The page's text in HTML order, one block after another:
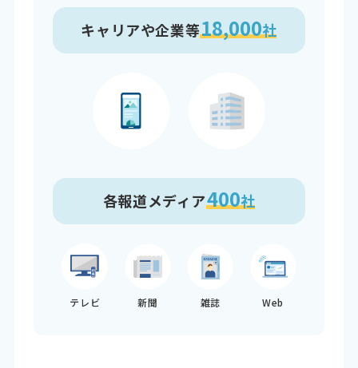
キャリアや企業等18,000社
各報道メディア400社
テレビ 新聞 雑誌 Web